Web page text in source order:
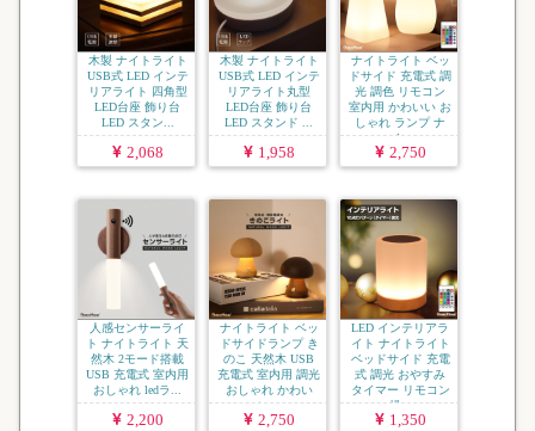
木製 ナイトライト
USB式 LED インテ
リアライト 四角型
LED台座 飾り台
LED スタン...
2,068
木製 ナイトライト
USB式 LED インテ
リアライト丸型
LED台座 飾り台
LED スタンド ...
1,958
ナイトライト ベッ
ドサイド 充電式 調
光 調色 リモコン
室内用 かわいい お
しゃれ ランプ ナ
イ...
2,750
人感センサーライ
ト ナイトライト 天
然木 2モード搭載
USB 充電式 室内用
おしゃれ ledラ...
2,200
ナイトライト ベッ
ドサイドランプ き
のこ 天然木 USB
充電式 室内用 調光
おしゃれ かわい
い...
2,750
LED インテリアラ
イト ナイトライト
ベッドサイド 充電
式 調光 おやすみ
タイマー リモコン
操...
1,350